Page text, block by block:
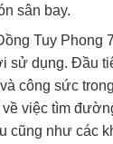
sân bay.
Tuy Phong
sử dụng. Đầu
công sức
việc tìm
cũng như các